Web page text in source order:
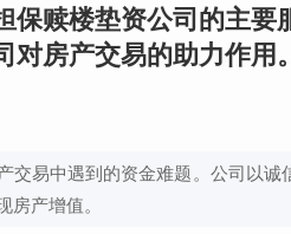
保赎楼垫资公司的主要
房产交易的助力作用。
交易中遇到的资金难题。公司以诚
产增值。